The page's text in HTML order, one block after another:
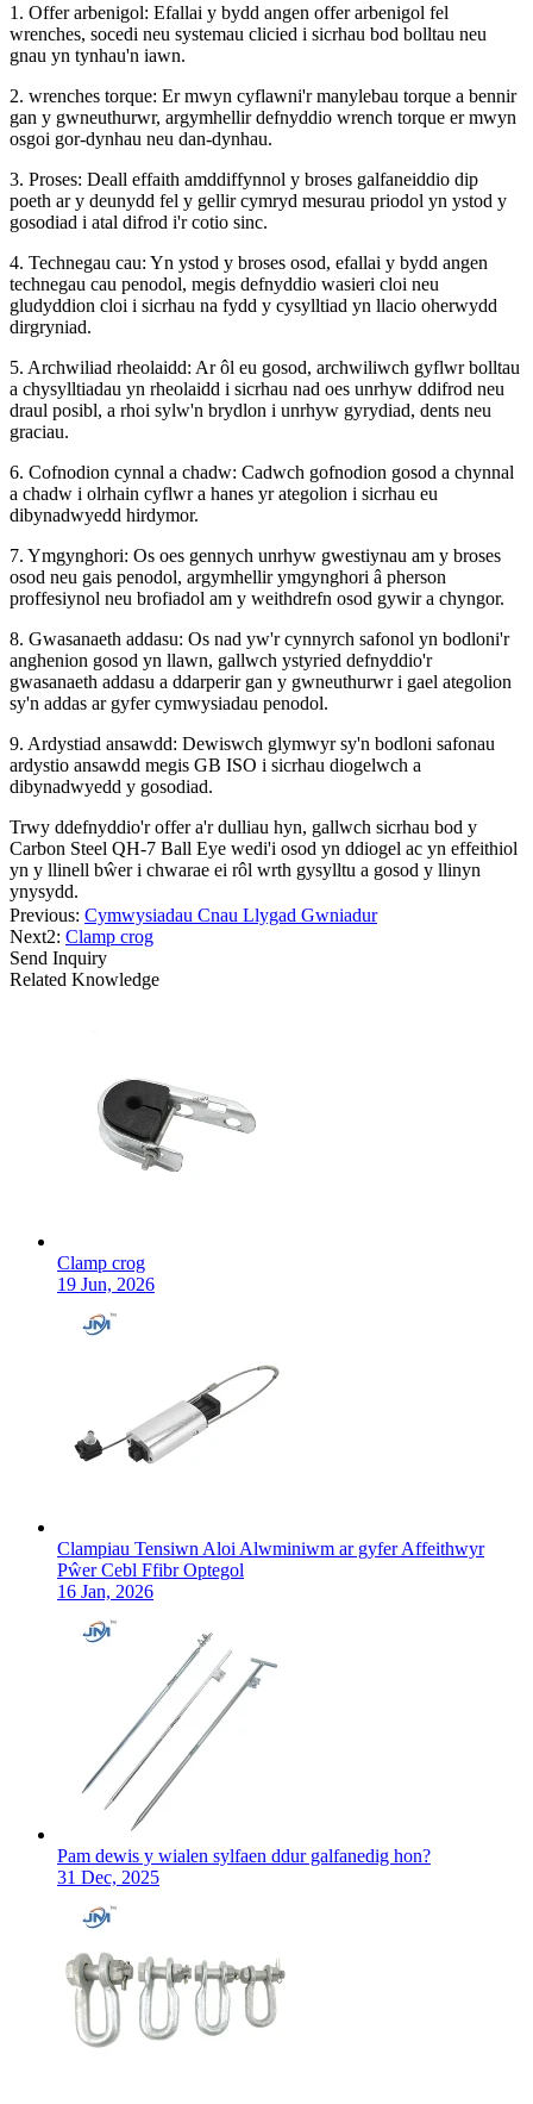
1. Offer arbenigol: Efallai y bydd angen offer arbenigol fel
wrenches, socedi neu systemau clicied i sicrhau bod bolltau neu
gnau yn tynhau'n iawn.
2. wrenches torque: Er mwyn cyflawni'r manylebau torque a bennir
gan y gwneuthurwr, argymhellir defnyddio wrench torque er mwyn
osgoi gor-dynhau neu dan-dynhau.
3. Proses: Deall effaith amddiffynnol y broses galfaneiddio dip
poeth ar y deunydd fel y gellir cymryd mesurau priodol yn ystod y
gosodiad i atal difrod i'r cotio sinc.
4. Technegau cau: Yn ystod y broses osod, efallai y bydd angen
technegau cau penodol, megis defnyddio wasieri cloi neu
gludyddion cloi i sicrhau na fydd y cysylltiad yn llacio oherwydd
dirgryniad.
5. Archwiliad rheolaidd: Ar ôl eu gosod, archwiliwch gyflwr bolltau
a chysylltiadau yn rheolaidd i sicrhau nad oes unrhyw ddifrod neu
draul posibl, a rhoi sylw'n brydlon i unrhyw gyrydiad, dents neu
graciau.
6. Cofnodion cynnal a chadw: Cadwch gofnodion gosod a chynnal
a chadw i olrhain cyflwr a hanes yr ategolion i sicrhau eu
dibynadwyedd hirdymor.
7. Ymgynghori: Os oes gennych unrhyw gwestiynau am y broses
osod neu gais penodol, argymhellir ymgynghori â pherson
proffesiynol neu brofiadol am y weithdrefn osod gywir a chyngor.
8. Gwasanaeth addasu: Os nad yw'r cynnyrch safonol yn bodloni'r
anghenion gosod yn llawn, gallwch ystyried defnyddio'r
gwasanaeth addasu a ddarperir gan y gwneuthurwr i gael ategolion
sy'n addas ar gyfer cymwysiadau penodol.
9. Ardystiad ansawdd: Dewiswch glymwyr sy'n bodloni safonau
ardystio ansawdd megis GB ISO i sicrhau diogelwch a
dibynadwyedd y gosodiad.
Trwy ddefnyddio'r offer a'r dulliau hyn, gallwch sicrhau bod y
Carbon Steel QH-7 Ball Eye wedi'i osod yn ddiogel ac yn effeithiol
yn y llinell bŵer i chwarae ei rôl wrth gysylltu a gosod y llinyn
ynysydd.
Previous: Cymwysiadau Cnau Llygad Gwniadur
Next2: Clamp crog
Send Inquiry
Related Knowledge
Clamp crog
19 Jun, 2026
Clampiau Tensiwn Aloi Alwminiwm ar gyfer Affeithwyr
Pŵer Cebl Ffibr Optegol
16 Jan, 2026
Pam dewis y wialen sylfaen ddur galfanedig hon?
31 Dec, 2025